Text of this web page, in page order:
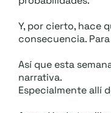
Y, por cierto, hace
consecuencia.
Así que esta
narrativa.
Especialmente allí